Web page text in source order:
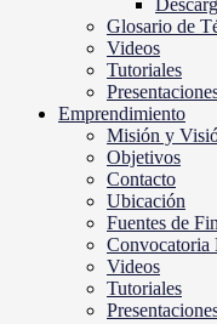
Glosario de
Videos
Tutoriales
Emprendimiento
Misión y
Objetivos
Contacto
Ubicación
Fuentes de
Convocatoria
Videos
Tutoriales